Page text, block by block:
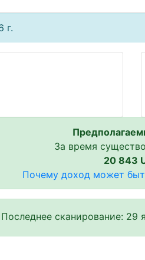
г.
За время
20 843
Почему доход может
Последнее сканирование: 29